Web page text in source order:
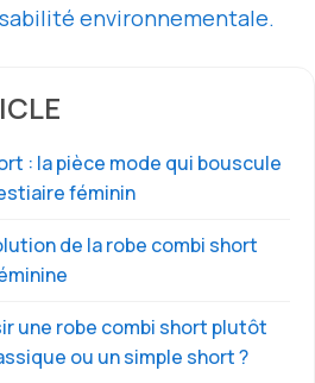
environnementale.
: la pièce mode qui bouscule
féminin
de la robe combi short
une robe combi short plutôt
ou un simple short ?